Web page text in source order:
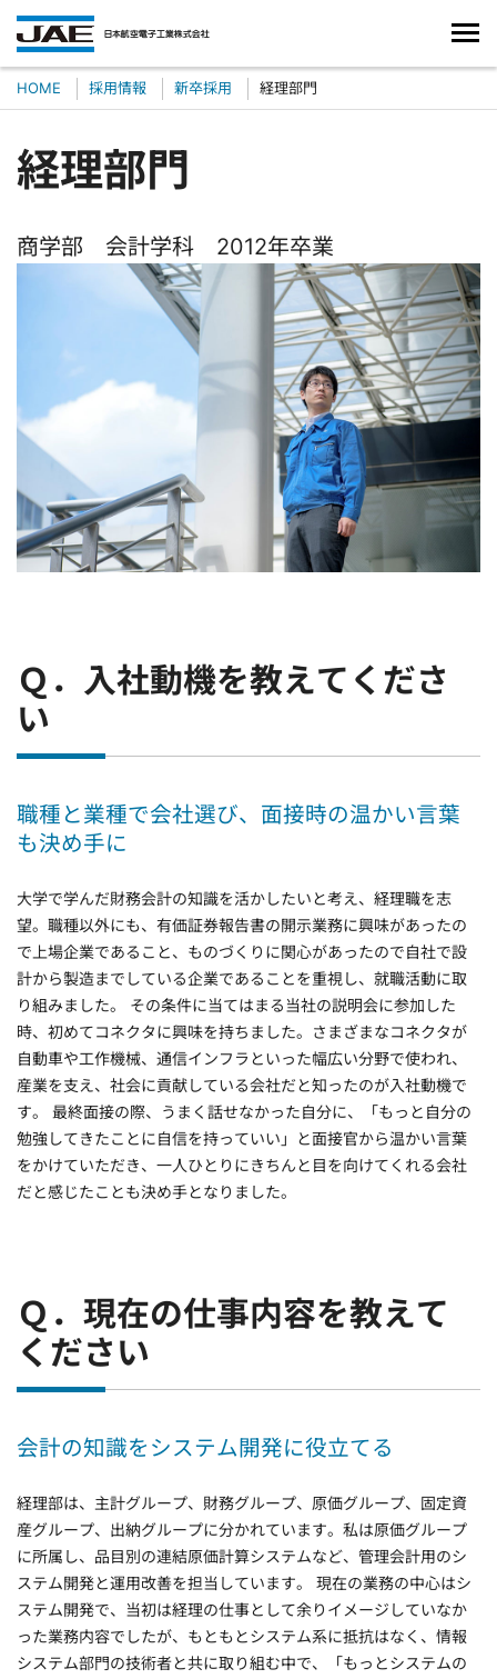
HOME 採用情報 新卒採用 経理部門
経理部門
商学部 会計学科 2012年卒業
Ｑ．入社動機を教えてくださ
い
職種と業種で会社選び、面接時の温かい言葉
も決め手に
大学で学んだ財務会計の知識を活かしたいと考え、経理職を志
望。職種以外にも、有価証券報告書の開示業務に興味があったの
で上場企業であること、ものづくりに関心があったので自社で設
計から製造までしている企業であることを重視し、就職活動に取
り組みました。 その条件に当てはまる当社の説明会に参加した
時、初めてコネクタに興味を持ちました。さまざまなコネクタが
自動車や工作機械、通信インフラといった幅広い分野で使われ、
産業を支え、社会に貢献している会社だと知ったのが入社動機で
す。 最終面接の際、うまく話せなかった自分に、「もっと自分の
勉強してきたことに自信を持っていい」と面接官から温かい言葉
をかけていただき、一人ひとりにきちんと目を向けてくれる会社
だと感じたことも決め手となりました。
Ｑ．現在の仕事内容を教えて
ください
会計の知識をシステム開発に役立てる
経理部は、主計グループ、財務グループ、原価グループ、固定資
産グループ、出納グループに分かれています。私は原価グループ
に所属し、品目別の連結原価計算システムなど、管理会計用のシ
ステム開発と運用改善を担当しています。 現在の業務の中心はシ
ステム開発で、当初は経理の仕事として余りイメージしていなか
った業務内容でしたが、もともとシステム系に抵抗はなく、情報
システム部門の技術者と共に取り組む中で、「もっとシステムの